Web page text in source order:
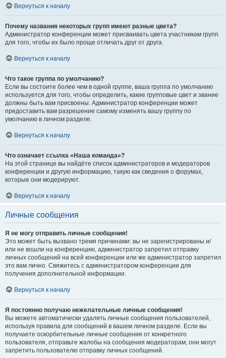
Вернуться к началу
Почему названия некоторых групп имеют разные цвета?
Администратор конференции может присваивать цвета участникам групп
для того, чтобы их было проще отличать друг от друга.
Вернуться к началу
Что такое группа по умолчанию?
Если вы состоите более чем в одной группе, ваша группа по умолчанию
используется для того, чтобы определить, какие групповые цвет и звание
должны быть вам присвоены. Администратор конференции может
предоставить вам разрешение самому изменять вашу группу по
умолчанию в личном разделе.
Вернуться к началу
Что означает ссылка «Наша команда»?
На этой странице вы найдёте список администраторов и модераторов
конференции и другую информацию, такую как сведения о форумах,
которые они модерируют.
Вернуться к началу
Личные сообщения
Я не могу отправить личные сообщения!
Это может быть вызвано тремя причинами: вы не зарегистрированы и/
или не вошли на конференцию, администратор запретил отправку
личных сообщений на всей конференции или же администратор запретил
это вам лично. Свяжитесь с администратором конференции для
получения дополнительной информации.
Вернуться к началу
Я постоянно получаю нежелательные личные сообщения!
Вы можете автоматически удалять личные сообщения пользователей,
используя правила для сообщений в вашем личном разделе. Если вы
получаете оскорбительные личные сообщения от конкретного
пользователя, отправьте жалобы на сообщения модераторам; они могут
запретить пользователю отправку личных сообщений.